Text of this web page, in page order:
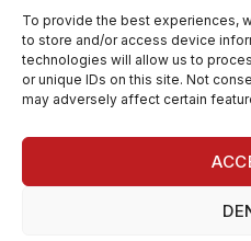
To provide the best experiences,
to store and/or access device
technologies will allow us to
or unique IDs on this site. Not
may adversely affect certain
„Iga samm väärib
REGISTREERI